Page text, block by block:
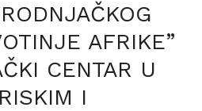
AFRIKE”
CENTAR U
I